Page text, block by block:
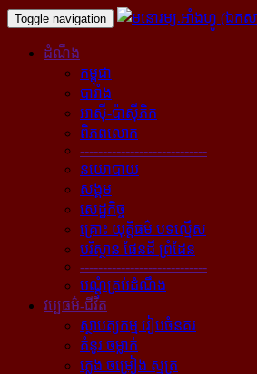
Toggle navigation
ដំណឹង
កម្ពុជា
បារាំង
អាស៊ី-ប៉ាស៊ីភិក
ពិភពលោក
----------------------------
នយោបាយ
សង្គម
សេដ្ឋកិច្ច
គ្រោះ យុត្តិធម៌ បទល្មើស
បរិស្ថាន ផែនដី ព្រំដែន
----------------------------
បណ្ដុំគ្រប់ដំណឹង
វប្បធម៌-ជីវិត
ស្ថាបត្យកម្ម រៀបចំនគរ
គំនូរ ចម្លាក់
ភ្លេង ចម្រៀង ស្មូត្រ